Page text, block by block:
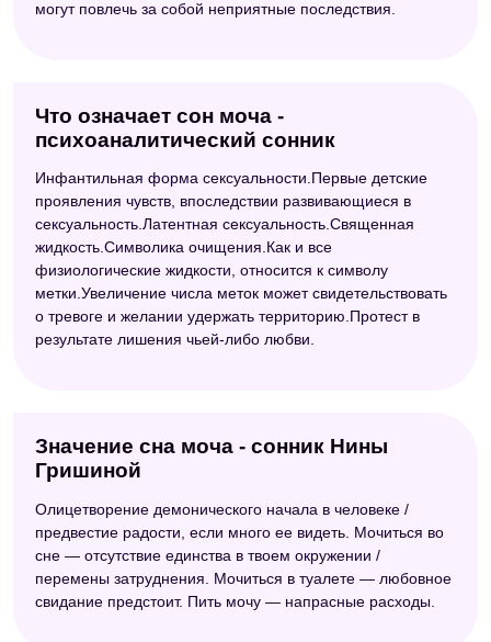
могут повлечь за собой неприятные последствия.
Что означает сон моча -
психоаналитический сонник
Инфантильная форма сексуальности.Первые детские
проявления чувств, впоследствии развивающиеся в
сексуальность.Латентная сексуальность.Священная
жидкость.Символика очищения.Как и все
физиологические жидкости, относится к символу
метки.Увеличение числа меток может свидетельствовать
о тревоге и желании удержать территорию.Протест в
результате лишения чьей-либо любви.
Значение сна моча - сонник Нины
Гришиной
Олицетворение демонического начала в человеке /
предвестие радости, если много ее видеть. Мочиться во
сне — отсутствие единства в твоем окружении /
перемены затруднения. Мочиться в туалете — любовное
свидание предстоит. Пить мочу — напрасные расходы.